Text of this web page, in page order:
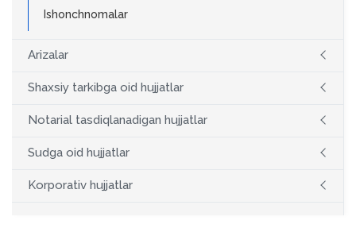
Ishonchnomalar
Arizalar
Shaxsiy tarkibga oid hujjatlar
Notarial tasdiqlanadigan hujjatlar
Sudga oid hujjatlar
Korporativ hujjatlar